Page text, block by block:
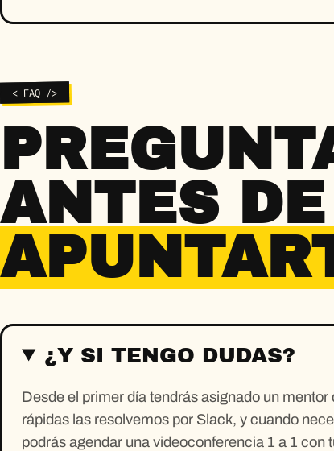
< FAQ />
ANTES DE
¿Y SI TENGO DUDAS?
Desde el primer día tendrás asignado un
rápidas las resolvemos por Slack, y cuando
podrás agendar una videoconferencia 1 a 1 con